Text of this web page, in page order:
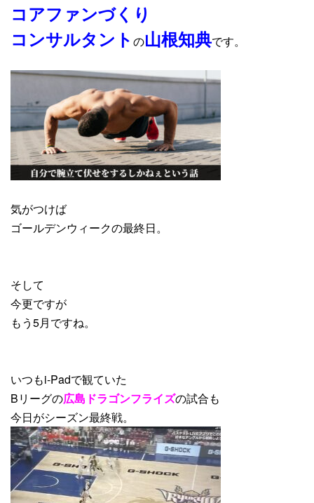
コアファンづくり
コンサルタント の山根知典です。
気がつけば
ゴールデンウィークの最終日。
そして
今更ですが
もう5月ですね。
いつもi-Padで観ていた
Bリーグの広島ドラゴンフライズの試合も
今日がシーズン最終戦。